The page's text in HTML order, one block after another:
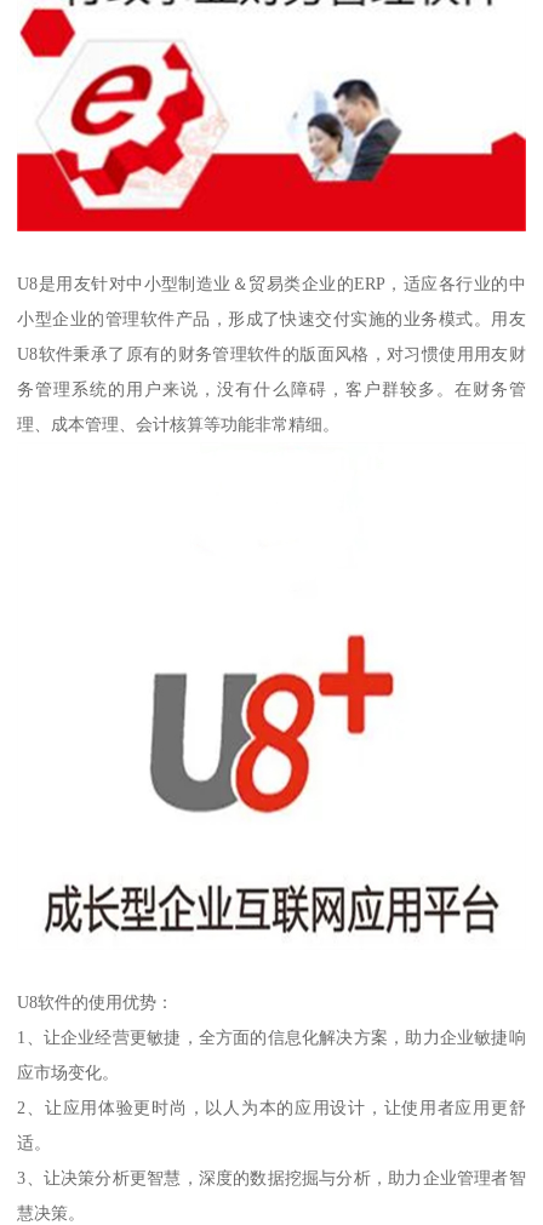
U8是用友针对中小型制造业＆贸易类企业的ERP，适应各行业的中
小型企业的管理软件产品，形成了快速交付实施的业务模式。用友
U8软件秉承了原有的财务管理软件的版面风格，对习惯使用用友财
务管理系统的用户来说，没有什么障碍，客户群较多。在财务管
理、成本管理、会计核算等功能非常精细。
U8软件的使用优势：
1、让企业经营更敏捷，全方面的信息化解决方案，助力企业敏捷响
应市场变化。
2、让应用体验更时尚，以人为本的应用设计，让使用者应用更舒
适。
3、让决策分析更智慧，深度的数据挖掘与分析，助力企业管理者智
慧决策。